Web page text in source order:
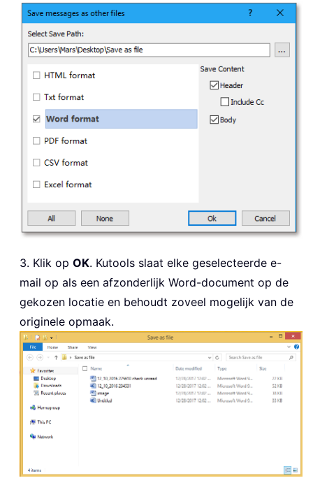
3. Klik op OK. Kutools slaat elke geselecteerde e-
mail op als een afzonderlijk Word-document op de
gekozen locatie en behoudt zoveel mogelijk van de
originele opmaak.